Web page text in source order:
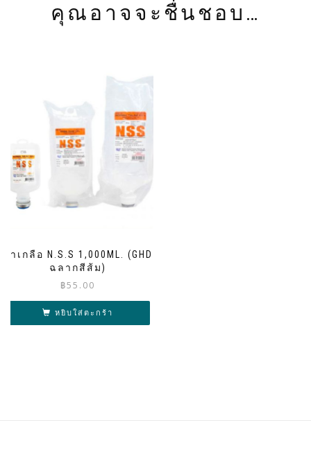
คุณอาจจะชื่นชอบ…
น้ำเกลือ N.S.S 1,000ML. (GHD
ฉลากสีส้ม)
฿55.00
หยิบใส่ตะกร้า